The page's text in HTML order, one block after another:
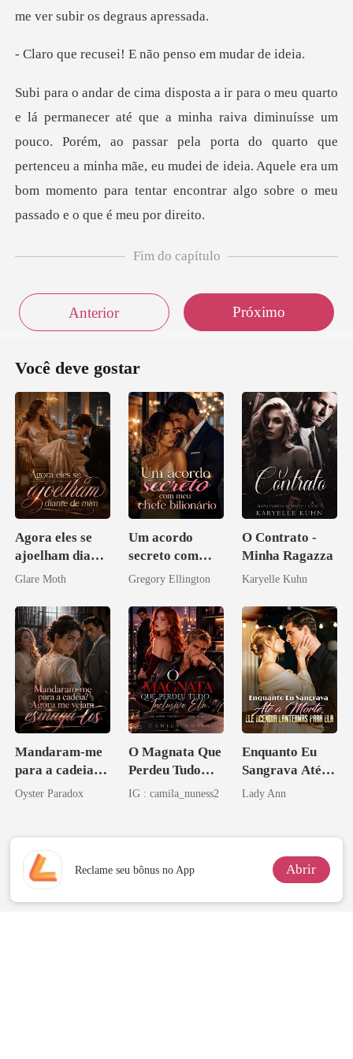
me v
ei! E não penso e
nuísse um
pouco. Porém, ao passar pela porta do quarto que
pertenceu a minha mãe, eu mudei de ideia.
Fim do capítulo
Anterior Próximo
Você deve gostar
Agora eles se
ajoelham diante
de mim
Glare Moth
Um acordo
secreto com
meu chefe
Gregory Ellington
O Contrato -
Minha Ragazza
Karyelle Kuhn
Mandaram-me
para a cadeia?
Agora me
Oyster Paradox
O Magnata Que
Perdeu Tudo
Inclusive Ela
IG : camila_nuness2
Enquanto Eu
Sangrava Até a
Morte, Ele
Ela
Lady Ann
Reclame seu bônus no App Abrir